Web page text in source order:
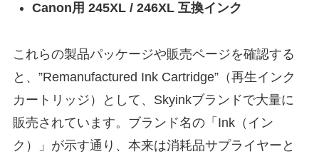
Canon用 245XL / 246XL 互換インク
これらの製品パッケージや販売ページを確認する
と、”Remanufactured Ink Cartridge”（再生インク
カートリッジ）として、Skyinkブランドで大量に
販売されています。ブランド名の「Ink（イン
ク）」が示す通り、本来は消耗品サプライヤーと